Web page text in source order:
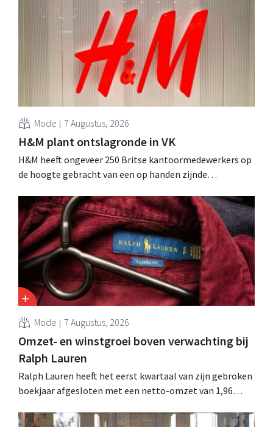
Mode 7 Augustus, 2026
H&M plant ontslagronde in VK
H&M heeft ongeveer 250 Britse kantoormedewerkers op
de hoogte gebracht van een op handen zijnde
sanering volgt op eerdere ingrepen in Nederland, België
en Spanje waarbij al honderden jobs verloren gingen.
Mode 7 Augustus, 2026
Omzet- en winstgroei boven verwachting bij
Ralph Lauren
Ralph Lauren heeft het eerst kwartaal van zijn gebroken
boekjaar afgesloten met een netto-omzet van 1,96
is dan een jaar eerder. Na die beter dan verwachte start